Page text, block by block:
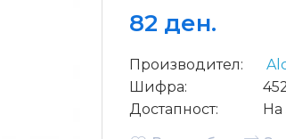
82 ден.
Производител:
Шифра:
Достапност:
На